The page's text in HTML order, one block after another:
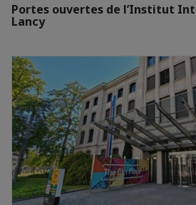
Portes ouvertes de l’Institut
Lancy